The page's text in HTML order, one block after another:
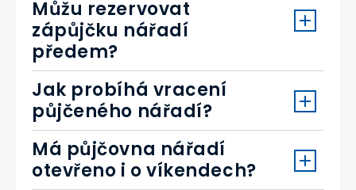
Můžu rezervovat
zápůjčku nářadí
předem?
Jak probíhá vracení
půjčeného nářadí?
Má půjčovna nářadí
otevřeno i o víkendech?